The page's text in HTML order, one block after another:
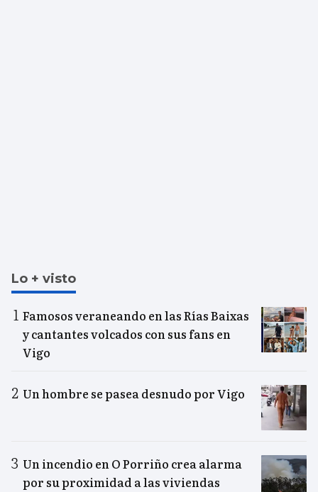
Lo + visto
Famosos veraneando en las Rías Baixas
y cantantes volcados con sus fans en
Vigo
Un hombre se pasea desnudo por Vigo
Un incendio en O Porriño crea alarma
por su proximidad a las viviendas